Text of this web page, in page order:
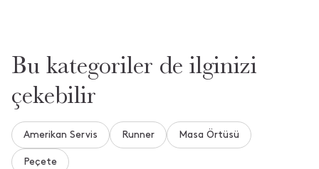
Bu kategoriler de ilginizi
çekebilir
Amerikan Servis Runner Masa Örtüsü
Peçete